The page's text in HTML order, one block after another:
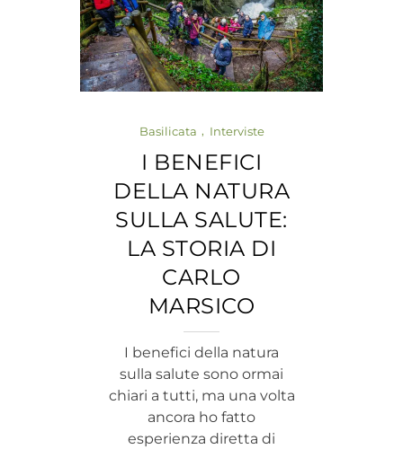
Basilicata Interviste
I BENEFICI
DELLA NATURA
SULLA SALUTE:
LA STORIA DI
CARLO
MARSICO
I benefici della natura
sulla salute sono ormai
chiari a tutti, ma una volta
ancora ho fatto
esperienza diretta di